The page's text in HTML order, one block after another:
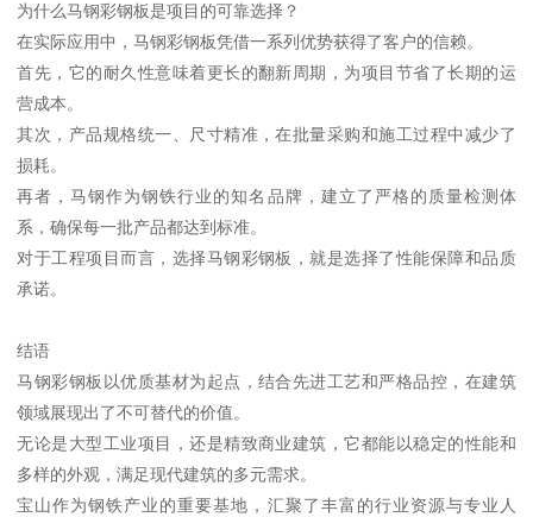
为什么马钢彩钢板是项目的可靠选择？
在实际应用中，马钢彩钢板凭借一系列优势获得了客户的信赖。
首先，它的耐久性意味着更长的翻新周期，为项目节省了长期的运
营成本。
其次，产品规格统一、尺寸精准，在批量采购和施工过程中减少了
损耗。
再者，马钢作为钢铁行业的知名品牌，建立了严格的质量检测体
系，确保每一批产品都达到标准。
对于工程项目而言，选择马钢彩钢板，就是选择了性能保障和品质
承诺。
结语
马钢彩钢板以优质基材为起点，结合先进工艺和严格品控，在建筑
领域展现出了不可替代的价值。
无论是大型工业项目，还是精致商业建筑，它都能以稳定的性能和
多样的外观，满足现代建筑的多元需求。
宝山作为钢铁产业的重要基地，汇聚了丰富的行业资源与专业人